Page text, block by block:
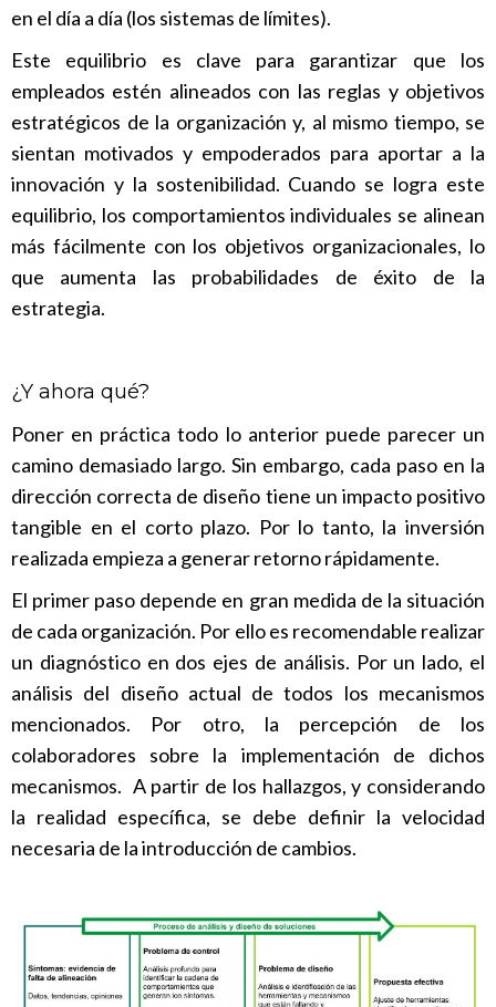
en el día a día (los sistemas de límites).
Este equilibrio es clave para garantizar que los
empleados estén alineados con las reglas y objetivos
estratégicos de la organización y, al mismo tiempo, se
sientan motivados y empoderados para aportar a la
innovación y la sostenibilidad. Cuando se logra este
equilibrio, los comportamientos individuales se alinean
más fácilmente con los objetivos organizacionales, lo
que aumenta las probabilidades de éxito de la
estrategia.
¿Y ahora qué?
Poner en práctica todo lo anterior puede parecer un
camino demasiado largo. Sin embargo, cada paso en la
dirección correcta de diseño tiene un impacto positivo
tangible en el corto plazo. Por lo tanto, la inversión
realizada empieza a generar retorno rápidamente.
El primer paso depende en gran medida de la situación
de cada organización. Por ello es recomendable realizar
un diagnóstico en dos ejes de análisis. Por un lado, el
análisis del diseño actual de todos los mecanismos
mencionados. Por otro, la percepción de los
colaboradores sobre la implementación de dichos
mecanismos. A partir de los hallazgos, y considerando
la realidad específica, se debe definir la velocidad
necesaria de la introducción de cambios.